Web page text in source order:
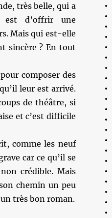
très belle, qui a
d’offrir une
Mais qui est-elle
sincère ? En tout
composer des
leur est arrivé.
de théâtre, si
et c’est difficile
comme les neuf
car ce qu’il se
crédible. Mais
chemin un peu
très bon roman.